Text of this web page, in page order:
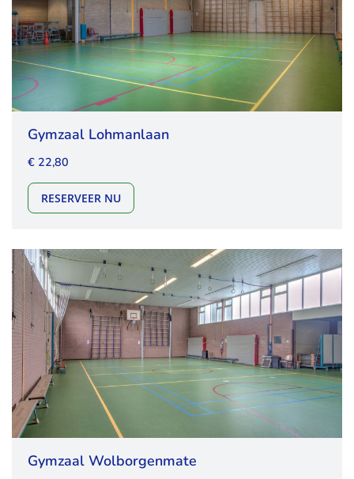
Gymzaal Lohmanlaan
€ 22,80
RESERVEER NUGYMZAAL LOHMANLAAN
Gymzaal Wolborgenmate